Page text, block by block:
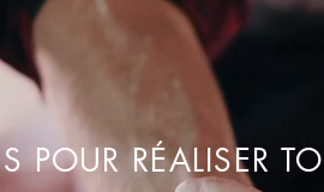
POUR RÉALISER